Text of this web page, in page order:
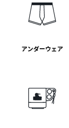
アンダーウェア